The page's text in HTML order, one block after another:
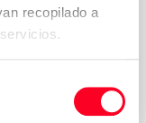
recopilado a
laPolítica de